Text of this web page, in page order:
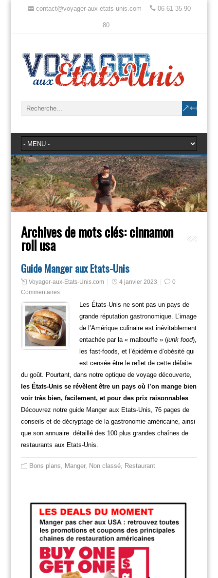
contact@voyager-aux-etats-unis.com 06 61 35 90
80
Archives de mots clés:cinnamon
roll usa
Guide Manger aux Etats-Unis
Voyager-aux-Etats-Unis.com 4 janvier 2023
0
Commentaires
Les États-Unis ne sont pas un pays de
grande réputation gastronomique. L’image
de l’Amérique culinaire est inévitablement
entachée par la « malbouffe » (junk food),
les fast-foods, et l’épidémie d’obésité qui
est censée être le reflet de cette défaite
du goût. Pourtant, dans notre optique de voyage découverte,
les États-Unis se révèlent être un pays où l’on mange bien
voir très bien, facilement, et pour des prix raisonnables.
Découvrez notre guide Manger aux Etats-Unis, 76 pages de
conseils et de décryptage de la gastronomie américaine, ainsi
que son annuaire détaillé des 100 plus grandes chaînes de
restaurants aux Etats-Unis.
Bons plans Manger, Non classé, Restaurant